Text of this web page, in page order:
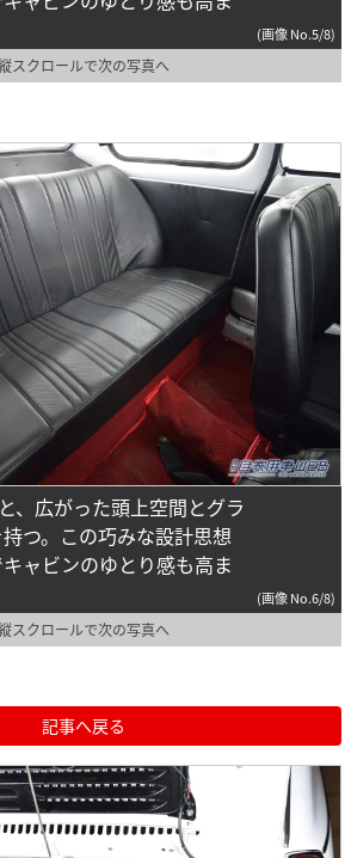
(画像 No.5/8)
スクロールで次の写真へ
、広がった頭上空間とグラ
つ。この巧みな設計思想
ャビンのゆとり感も高ま
(画像 No.6/8)
スクロールで次の写真へ
記事へ戻る